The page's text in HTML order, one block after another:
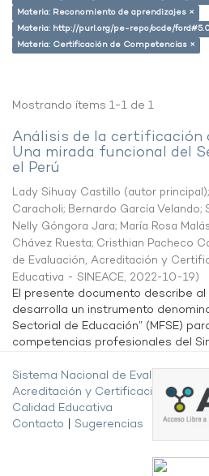
Materia: Reconomiento de aprendizajes ×
Materia: http://purl.org/pe-repo/ocde/
Materia: Certificación de Competencias ×
Mostrando ítems 1-1 de 1
Análisis de la certificación
Una mirada funcional del
el Perú
Lady Sihuay Castillo (autor principal);
Caracholi; Bernardo García Velando;
Nelly Góngora Jara; María Rosa
Chávez Ruesta; Cristhian Pacheco
de Evaluación, Acreditación y
Educativa - SINEACE, 2022-10-19)
El presente documento describe
desarrolla un instrumento
Sectorial de Educación” (MFSE)
competencias profesionales del
Sistema Nacional de Evaluación,
Acreditación y Certificación de la
Calidad Educativa
Contacto
Sugerencias